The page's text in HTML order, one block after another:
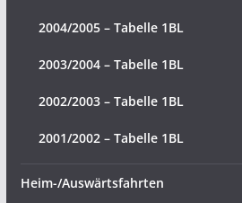
2004/2005 – Tabelle 1BL
2003/2004 – Tabelle 1BL
2002/2003 – Tabelle 1BL
2001/2002 – Tabelle 1BL
Heim-/Auswärtsfahrten